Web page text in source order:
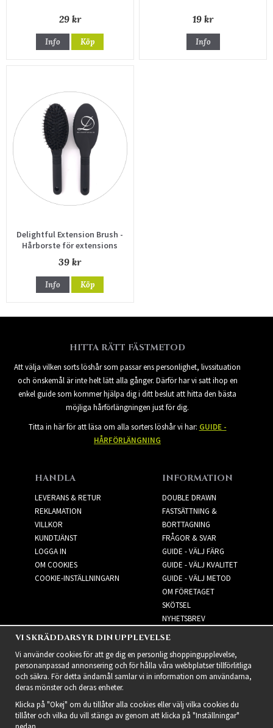
29 kr
Info Köp
19 kr
Info
Delightful Extension Brush -
Hårborste för extensions
39 kr
Info Köp
HITTA RÄTT FÄSTMETOD
Att välja vilken sorts löshår som passar ens personlighet, livssituation
och önskemål är inte helt lätt alla gånger. Därför har vi satt ihop en
enkel guide som kommer hjälpa dig i ditt beslut att hitta den bästa
möjliga hårförlängningen just för dig.
Titta in här för att läsa om alla sorters löshår vi har: GUIDE -
HÅRFÖRLÄNGNING
HANDLA
LEVERANS & RETUR
REKLAMATION
VILLKOR
KUNDTJÄNST
LOGGA IN
OM COOKIES
COOKIE-INSTÄLLNINGARN
INFORMATION
DOUBLE DRAWN
FASTSÄTTNING &
BORTTAGNING
FRÅGOR & SVAR
GUIDE - VÄLJ FÄRG
GUIDE - VÄLJ KVALITET
GUIDE - VÄLJ METOD
OM FÖRETAGET
SKÖTSEL
NYHETSBREV
NYHETSBREV
VI SKRÄDDARSYR DIN UPPLEVELSE
Vi använder cookies för att ge dig en personlig shoppingupplevelse,
personanpassad annonsering och för hålla våra webbplatser tillförlitliga
och säkra. För detta ändamål samlar vi in information om användarna,
deras mönster och deras enheter.
Klicka på "Okej" om du tillåter alla cookies eller välj vilka cookies du
tillåter och vilka du vill stänga av genom att klicka på "Inställningar"